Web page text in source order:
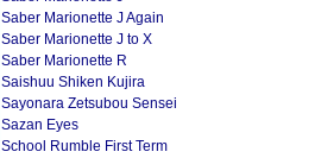
Saber Marionette J Again
Saber Marionette J to X
Saber Marionette R
Saishuu Shiken Kujira
Sayonara Zetsubou Sensei
Sazan Eyes
School Rumble First Term